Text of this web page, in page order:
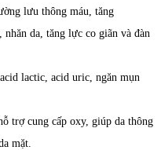
lưu thông máu, tăng
da, tăng lực co giãn và đàn
lactic, acid uric, ngăn mụn
trợ cung cấp oxy, giúp da thông
mặt.